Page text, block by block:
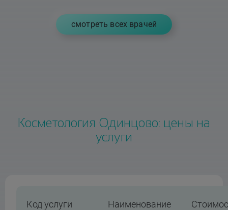
cмотреть всех врачей
Косметология Одинцово: цены на
услуги
Код услуги Наименование